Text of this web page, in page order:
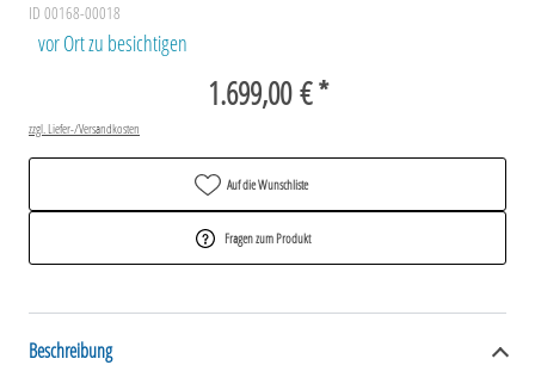
ID 00168-00018
vor Ort zu besichtigen
1.699,00 € *
zzgl. Liefer-/Versandkosten
Auf die Wunschliste
Fragen zum Produkt
Beschreibung